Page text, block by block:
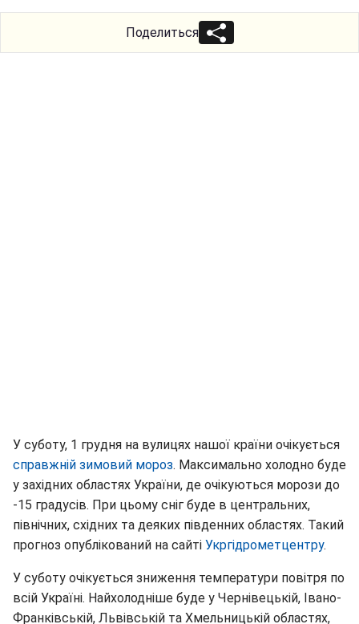
Поделиться
У суботу, 1 грудня на вулицях нашої країни очікується
справжній зимовий мороз. Максимально холодно буде
у західних областях України, де очікуються морози до
-15 градусів. При цьому сніг буде в центральних,
північних, східних та деяких південних областях. Такий
прогноз опублікований на сайті Укргідрометцентру.
У суботу очікується зниження температури повітря по
всій Україні. Найхолодніше буде у Чернівецькій, Івано-
Франківській, Львівській та Хмельницькій областях,